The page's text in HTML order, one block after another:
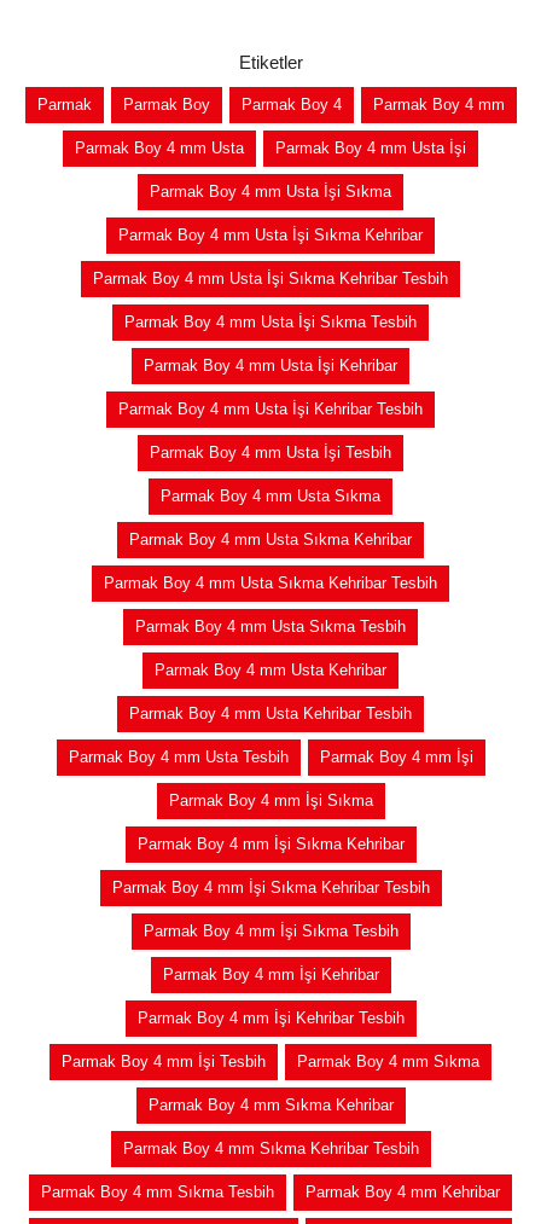
Etiketler
Parmak Parmak Boy Parmak Boy 4 Parmak Boy 4 mm
Parmak Boy 4 mm Usta Parmak Boy 4 mm Usta İşi
Parmak Boy 4 mm Usta İşi Sıkma
Parmak Boy 4 mm Usta İşi Sıkma Kehribar
Parmak Boy 4 mm Usta İşi Sıkma Kehribar Tesbih
Parmak Boy 4 mm Usta İşi Sıkma Tesbih
Parmak Boy 4 mm Usta İşi Kehribar
Parmak Boy 4 mm Usta İşi Kehribar Tesbih
Parmak Boy 4 mm Usta İşi Tesbih
Parmak Boy 4 mm Usta Sıkma
Parmak Boy 4 mm Usta Sıkma Kehribar
Parmak Boy 4 mm Usta Sıkma Kehribar Tesbih
Parmak Boy 4 mm Usta Sıkma Tesbih
Parmak Boy 4 mm Usta Kehribar
Parmak Boy 4 mm Usta Kehribar Tesbih
Parmak Boy 4 mm Usta Tesbih Parmak Boy 4 mm İşi
Parmak Boy 4 mm İşi Sıkma
Parmak Boy 4 mm İşi Sıkma Kehribar
Parmak Boy 4 mm İşi Sıkma Kehribar Tesbih
Parmak Boy 4 mm İşi Sıkma Tesbih
Parmak Boy 4 mm İşi Kehribar
Parmak Boy 4 mm İşi Kehribar Tesbih
Parmak Boy 4 mm İşi Tesbih Parmak Boy 4 mm Sıkma
Parmak Boy 4 mm Sıkma Kehribar
Parmak Boy 4 mm Sıkma Kehribar Tesbih
Parmak Boy 4 mm Sıkma Tesbih Parmak Boy 4 mm Kehribar